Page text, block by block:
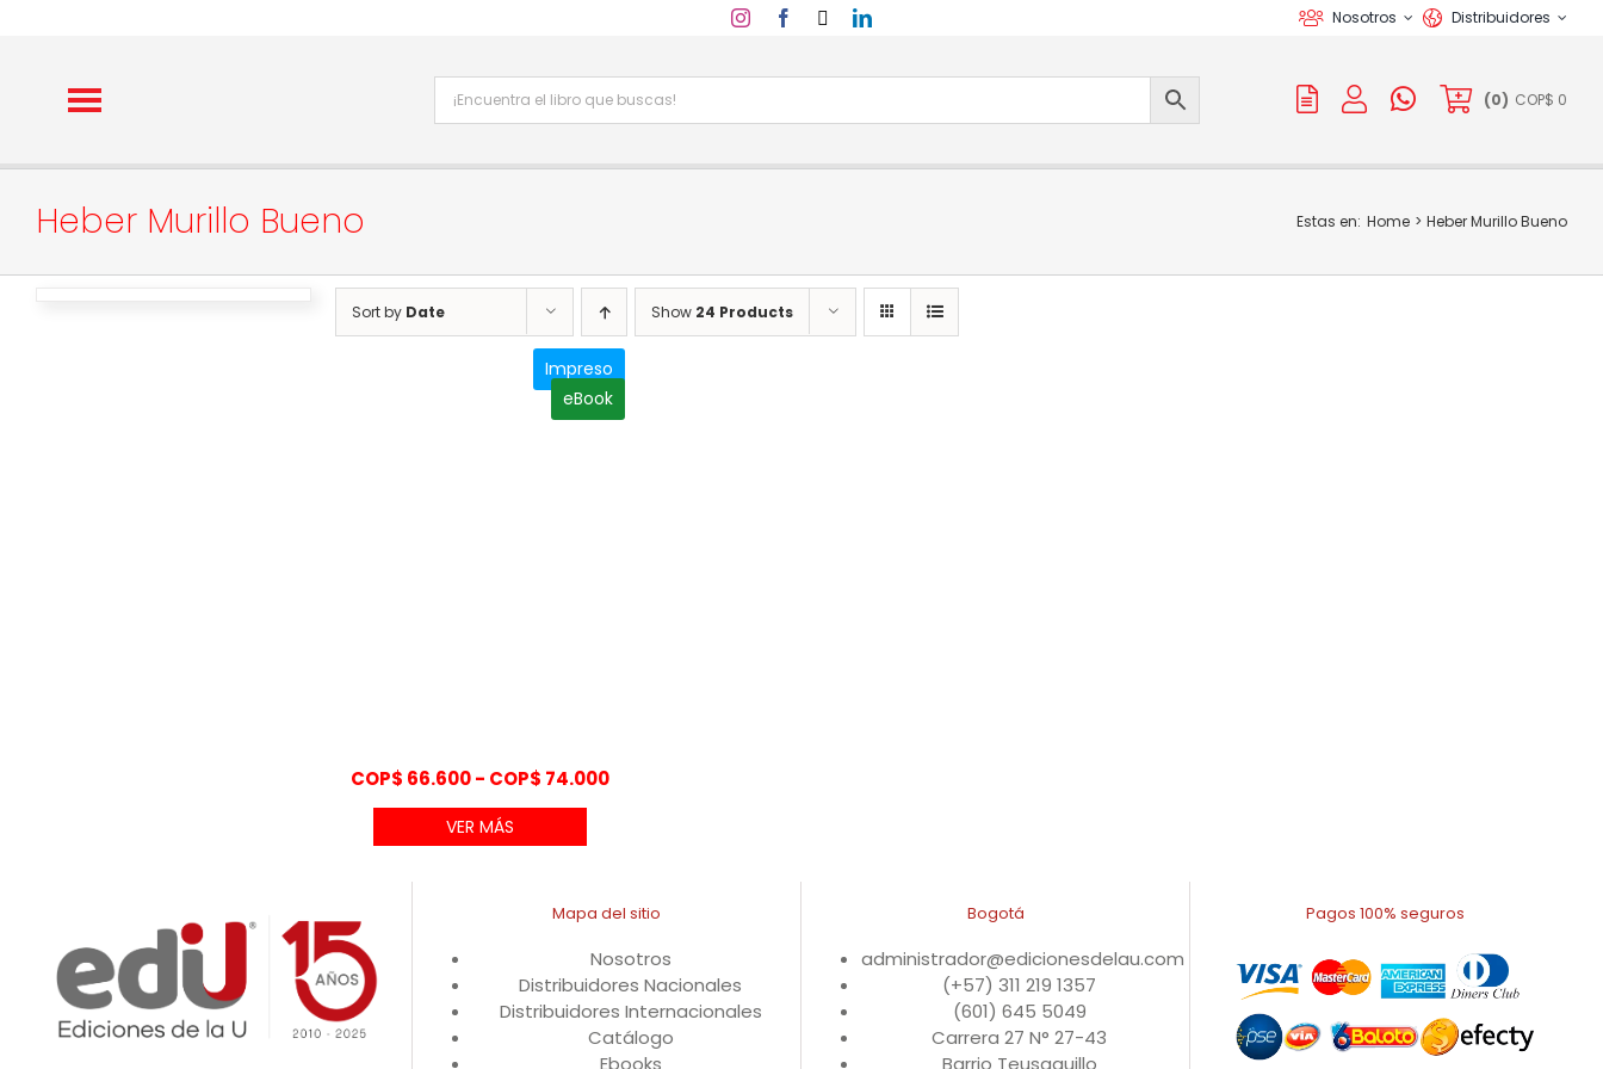
Nosotros Distribuidores
(0) COP$ 0
Heber Murillo Bueno Estas en: Home Heber Murillo Bueno
Sort by Date Show 24 Products
Impreso
eBook
COP$ 66.600- COP$ 74.000Rango
hasta
VER MÁS
Mapa del sitio
Nosotros
Distribuidores Nacionales
Distribuidores Internacionales
Catálogo
Ebooks
Bogotá
administrador@edicionesdelau.com
(+57) 311 219 1357
(601) 645 5049
Carrera 27 N° 27-43
Barrio Teusaquillo
Pagos 100% seguros